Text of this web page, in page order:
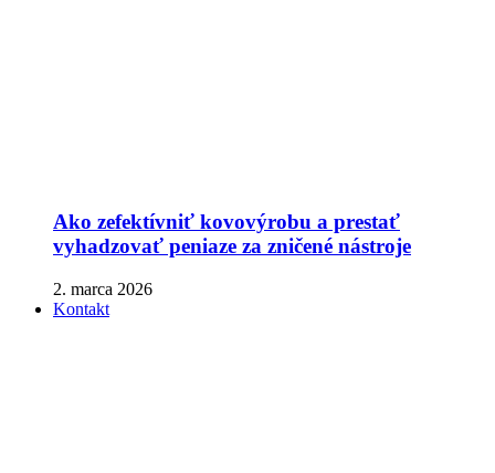
Ako zefektívniť kovovýrobu a prestať
vyhadzovať peniaze za zničené nástroje
2. marca 2026
Kontakt